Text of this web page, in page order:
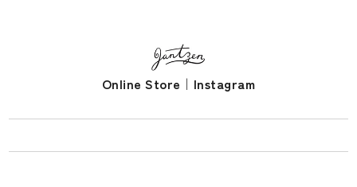
Online Store ｜ Instagram